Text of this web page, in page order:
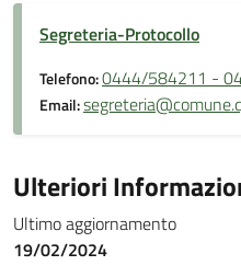
Segreteria-Protocollo
Telefono:0444/584211 -
Email:
Ulteriori
Ultimo aggiornamento
19/02/2024